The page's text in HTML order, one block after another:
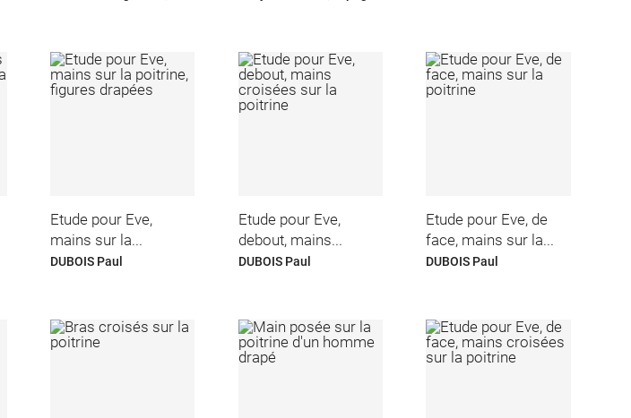
Etude pour Eve,
mains sur la...
DUBOIS Paul
Etude pour Eve,
debout, mains...
DUBOIS Paul
Etude pour Eve, de
face, mains sur la...
DUBOIS Paul